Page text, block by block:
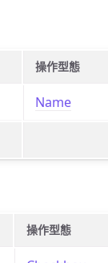
操作型態
Name
操作型態